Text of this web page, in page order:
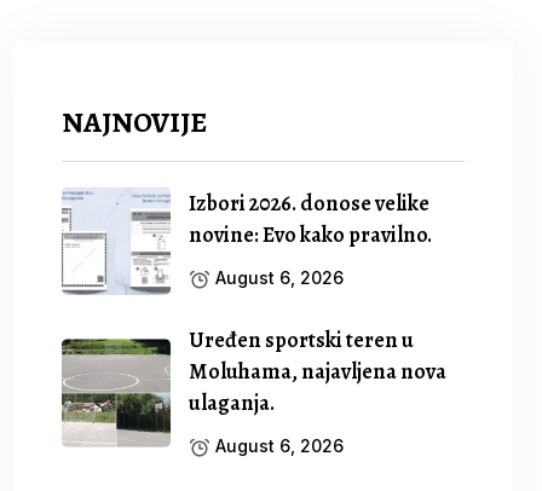
NAJNOVIJE
Izbori 2026. donose velike
novine: Evo kako pravilno.
August 6, 2026
Uređen sportski teren u
Moluhama, najavljena nova
ulaganja.
August 6, 2026